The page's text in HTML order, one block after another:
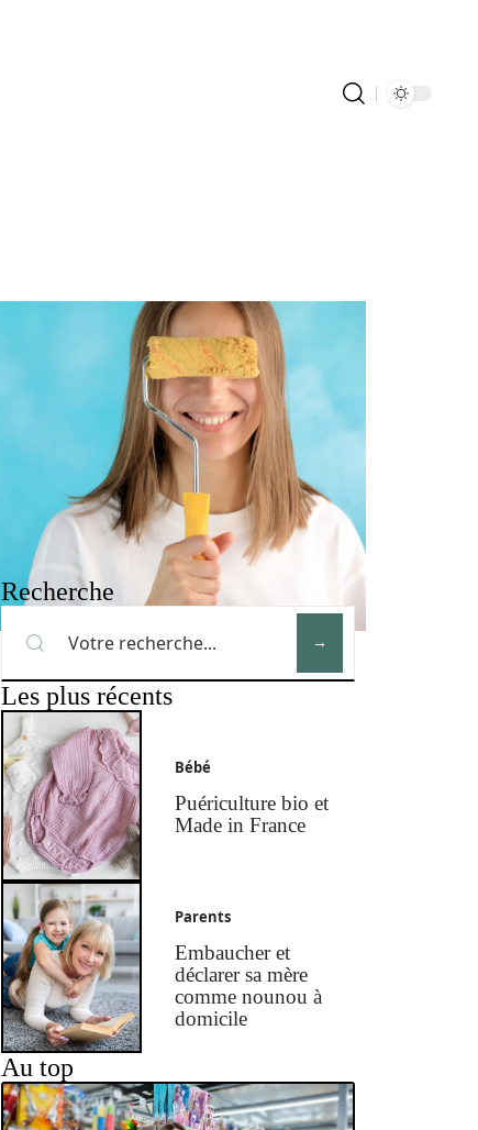
Recherche
Les plus récents
Bébé
Puériculture bio et
Made in France
Parents
Embaucher et
déclarer sa mère
comme nounou à
domicile
Au top